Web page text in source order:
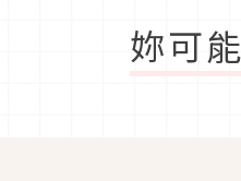
妳可